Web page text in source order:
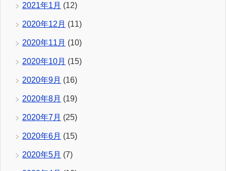
2021年1月 (12)
2020年12月 (11)
2020年11月 (10)
2020年10月 (15)
2020年9月 (16)
2020年8月 (19)
2020年7月 (25)
2020年6月 (15)
2020年5月 (7)